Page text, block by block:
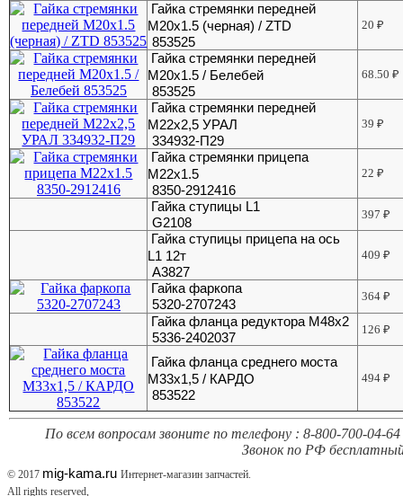
Гайка стремянки передней
М20х1.5 (черная) / ZTD
853525
20₽
Гайка стремянки передней
М20х1.5 / Белебей
853525
68.50₽
Гайка стремянки передней
М22х2,5 УРАЛ
334932-П29
39₽
Гайка стремянки прицепа
М22х1.5
8350-2912416
22₽
Гайка ступицы L1
G2108
397₽
Гайка ступицы прицепа на ось
L1 12т
А3827
409₽
Гайка фаркопа
5320-2707243
364₽
Гайка фланца редуктора М48х2
5336-2402037
126₽
Гайка фланца среднего моста
М33х1,5 / КАРДО
853522
494₽
По всем вопросам звоните по телефону : 8-800-700-04-64
Звонок по РФ
© 2017 mig-kama.ru Интернет-магазин запчастей.
All rights reserved,